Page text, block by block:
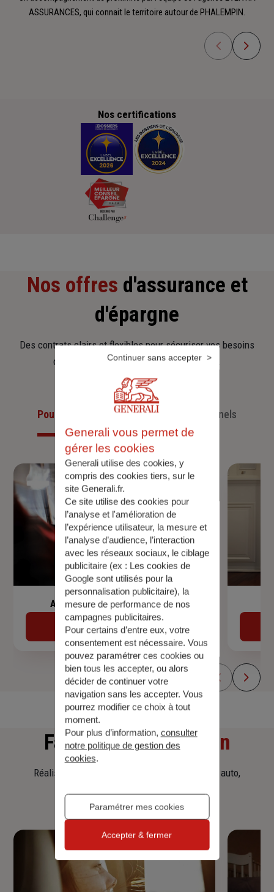
ASSURANCES, qui connait le territoire autour de PHALEMPIN.
Nos certifications
Nos offres d'assurance et
d'épargne
Des contrats clairs et flexibles pour sécuriser vos besoins
d’aujourd’hui et anticiper ceux de demain.
Pour les particuliersPour les professionnels
Assurance de prêt immobilier
Découvrir
Faitesune simulation
Réalisez une simulation tarifaire d'assurance, auto,
Generali vous permet de
gérer les cookies
Generali utilise des cookies, y
compris des cookies tiers, sur le
site Generali.fr.
Ce site utilise des cookies pour
l’analyse et l'amélioration de
l’expérience utilisateur, la mesure et
l’analyse d’audience, l’interaction
avec les réseaux sociaux, le ciblage
publicitaire (ex : Les cookies de
Google sont utilisés pour la
personnalisation publicitaire), la
mesure de performance de nos
campagnes publicitaires.
Pour certains d’entre eux, votre
consentement est nécessaire. Vous
pouvez paramétrer ces cookies ou
bien tous les accepter, ou alors
décider de continuer votre
navigation sans les accepter. Vous
pourrez modifier ce choix à tout
moment.
Pour plus d’information, consulter
notre politique de gestion des
cookies.
Paramétrer mes cookies
Continuer sans accepter
Accepter & fermer